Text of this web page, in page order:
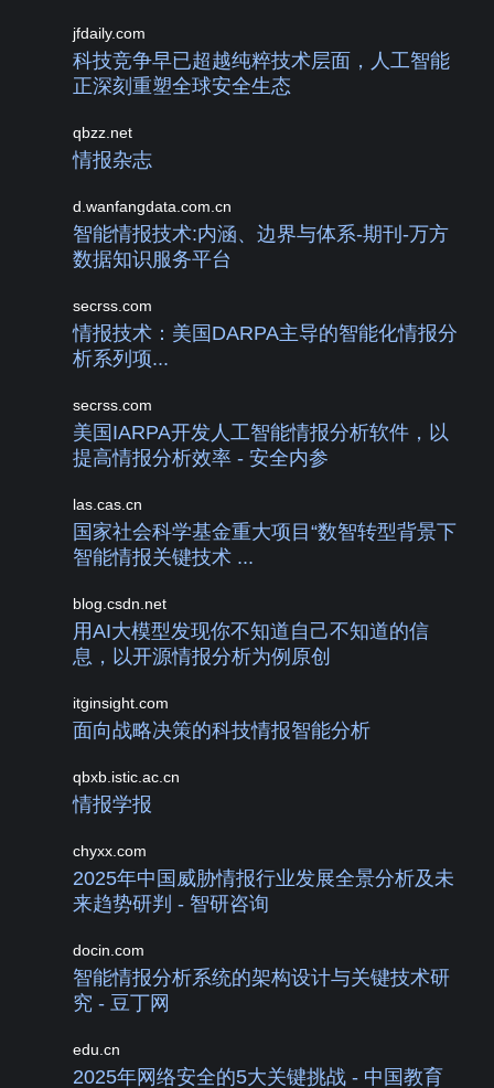
jfdaily.com
科技竞争早已超越纯粹技术层面，人工智能
正深刻重塑全球安全生态
qbzz.net
情报杂志
d.wanfangdata.com.cn
智能情报技术:内涵、边界与体系-期刊-万方
数据知识服务平台
secrss.com
情报技术：美国DARPA主导的智能化情报分
析系列项...
secrss.com
美国IARPA开发人工智能情报分析软件，以
提高情报分析效率 - 安全内参
las.cas.cn
国家社会科学基金重大项目“数智转型背景下
智能情报关键技术 ...
blog.csdn.net
用AI大模型发现你不知道自己不知道的信
息，以开源情报分析为例原创
itginsight.com
面向战略决策的科技情报智能分析
qbxb.istic.ac.cn
情报学报
chyxx.com
2025年中国威胁情报行业发展全景分析及未
来趋势研判 - 智研咨询
docin.com
智能情报分析系统的架构设计与关键技术研
究 - 豆丁网
edu.cn
2025年网络安全的5大关键挑战 - 中国教育